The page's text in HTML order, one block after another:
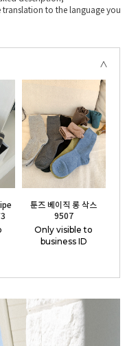
translation to the language you
툰즈 베이직 롱 삭스
9507
Only visible to
business ID